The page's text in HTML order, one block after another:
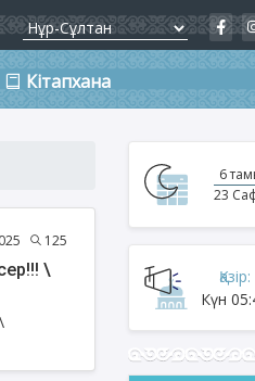
Кітапхана
125
\
6
23
Қазір:
Күн